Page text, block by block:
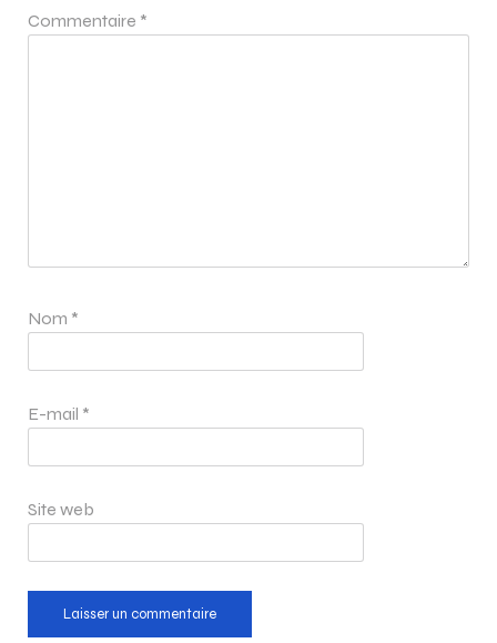
Commentaire *
Nom *
E-mail *
Site web